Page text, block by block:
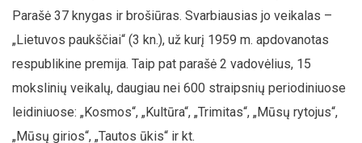
Parašė 37 knygas ir brošiūras. Svarbiausias jo veikalas –
„Lietuvos paukščiai“ (3 kn.), už kurį 1959 m. apdovanotas
respublikine premija. Taip pat parašė 2 vadovėlius, 15
mokslinių veikalų, daugiau nei 600 straipsnių periodiniuose
leidiniuose: „Kosmos“, „Kultūra“, „Trimitas“, „Mūsų rytojus“,
„Mūsų girios“, „Tautos ūkis“ ir kt.